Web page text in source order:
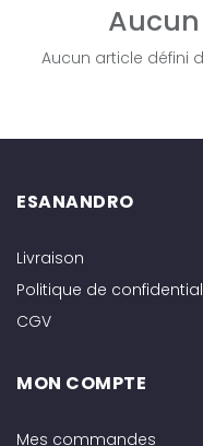
Aucun article défini
ESANANDRO
Livraison
Politique de
CGV
MON COMPTE
Mes commandes